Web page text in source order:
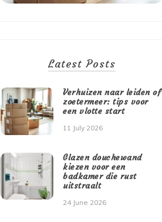
Latest Posts
Verhuizen naar leiden of
zoetermeer: tips voor
een vlotte start
11 July 2026
Glazen douchewand
kiezen voor een
badkamer die rust
uitstraalt
24 June 2026